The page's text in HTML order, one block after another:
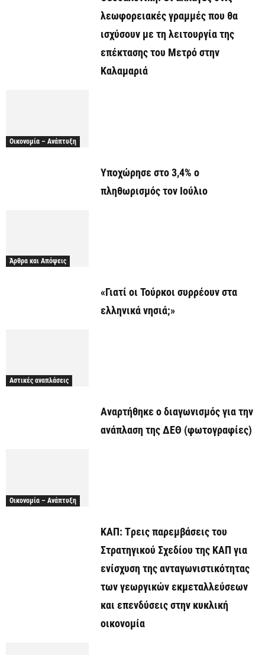
λεωφορειακές γραμμές που θα
ισχύσουν με τη λειτουργία της
επέκτασης του Μετρό στην
Καλαμαριά
Οικονομία – Ανάπτυξη
Υποχώρησε στο 3,4% ο
πληθωρισμός τον Ιούλιο
Άρθρα και Απόψεις
«Γιατί οι Τούρκοι συρρέουν στα
ελληνικά νησιά;»
Αστικές αναπλάσεις
Αναρτήθηκε o διαγωνισμός για την
ανάπλαση της ΔΕΘ (φωτογραφίες)
Οικονομία – Ανάπτυξη
ΚΑΠ: Tρεις παρεμβάσεις του
Στρατηγικού Σχεδίου της ΚΑΠ για
ενίσχυση της ανταγωνιστικότητας
των γεωργικών εκμεταλλεύσεων
και επενδύσεις στην κυκλική
οικονομία